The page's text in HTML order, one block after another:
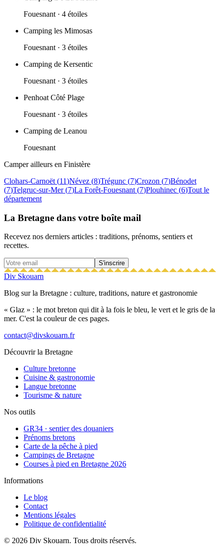
Fouesnant · 4 étoiles
Camping les Mimosas
Fouesnant · 3 étoiles
Camping de Kersentic
Fouesnant · 3 étoiles
Penhoat Côté Plage
Fouesnant · 3 étoiles
Camping de Leanou
Fouesnant
Camper ailleurs en Finistère
Clohars-Carnoët (11)Névez (8)Trégunc (7)Crozon (7)Bénodet
(7)Telgruc-sur-Mer(7)La Forêt-Fouesnant (7)Plouhinec (6)Tout le
département
La Bretagne dans votre boîte mail
Recevez nos derniers articles : traditions, prénoms, sentiers et
recettes.
S'inscrire
Div Skouarn
Blog sur la Bretagne : culture, traditions, nature et gastronomie
« Glaz » : le mot breton qui dit à la fois le bleu, le vert et le gris de la
mer. C'est la couleur de ces pages.
contact@divskouarn.fr
Découvrir la Bretagne
Culture bretonne
Cuisine & gastronomie
Langue bretonne
Tourisme & nature
Nos outils
GR34 · sentier des douaniers
Prénoms bretons
Carte de la pêche à pied
Campings de Bretagne
Courses à pied en Bretagne 2026
Informations
Le blog
Contact
Mentions légales
Politique de confidentialité
© 2026 Div Skouarn. Tous droits réservés.